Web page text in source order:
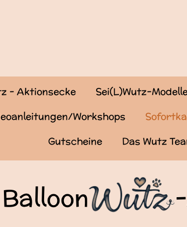
- Aktionsecke Sei(L)Wutz-
Workshops
Gutscheine
Das Wutz